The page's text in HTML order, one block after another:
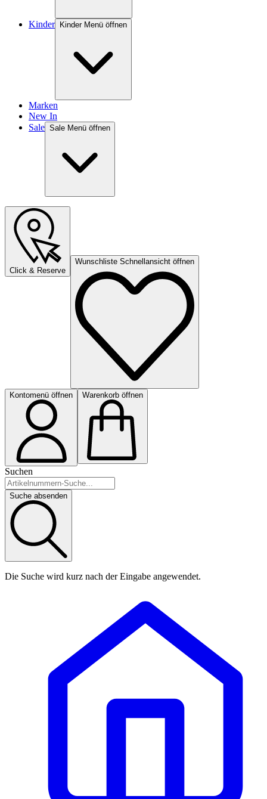
Kinder Kinder Menü öffnen
Marken
New In
Sale Sale Menü öffnen
Click & Reserve
Wunschliste Schnellansicht öffnen
Kontomenü öffnen Warenkorb öffnen
Suchen
Suche absenden
Die Suche wird kurz nach der Eingabe angewendet.